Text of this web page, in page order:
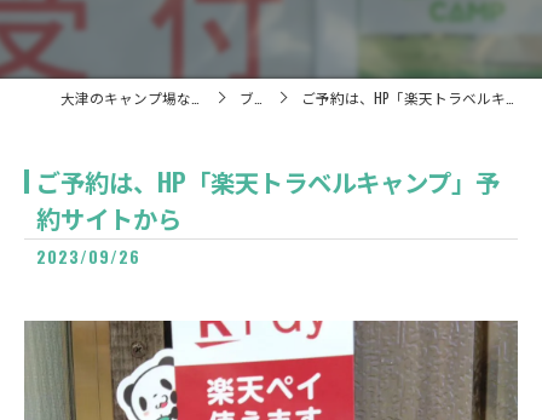
ブログ ご予約は、HP「楽天トラベルキャンプ」予約サイトから
ご予約は、HP「楽天トラベルキャンプ」予
約サイトから
2023/09/26